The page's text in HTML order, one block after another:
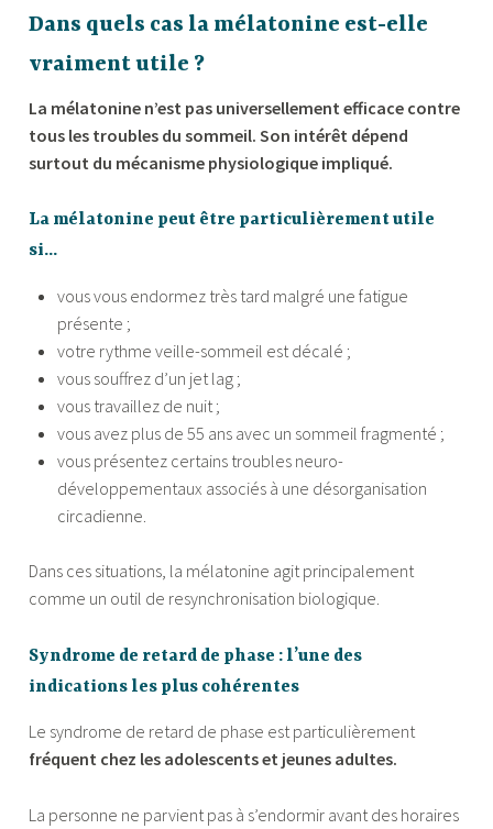
Dans quels cas la mélatonine est-elle
vraiment utile ?
La mélatonine n’est pas universellement efficace contre
tous les troubles du sommeil. Son intérêt dépend
surtout du mécanisme physiologique impliqué.
La mélatonine peut être particulièrement utile
si…
vous vous endormez très tard malgré une fatigue
présente ;
votre rythme veille-sommeil est décalé ;
vous souffrez d’un jet lag ;
vous travaillez de nuit ;
vous avez plus de 55 ans avec un sommeil fragmenté ;
vous présentez certains troubles neuro-
développementaux associés à une désorganisation
circadienne.
Dans ces situations, la mélatonine agit principalement
comme un outil de resynchronisation biologique.
Syndrome de retard de phase : l’une des
indications les plus cohérentes
Le syndrome de retard de phase est particulièrement
fréquent chez les adolescents et jeunes adultes.
La personne ne parvient pas à s’endormir avant des horaires